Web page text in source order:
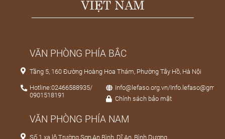
VIỆT NAM
VĂN PHÒNG PHÍA BẮC
Tầng 5, 160 Đường Hoàng Hoa Thám, Phường Tây Hồ, Hà Nội
Hotline:02466588935/
0901518191
Info@lefaso.org.vn/
Chính sách bảo mật
VĂN PHÒNG PHÍA NAM
Số 1 xa lộ Trường Sơn,An Bình, Dĩ An, Bình Dương